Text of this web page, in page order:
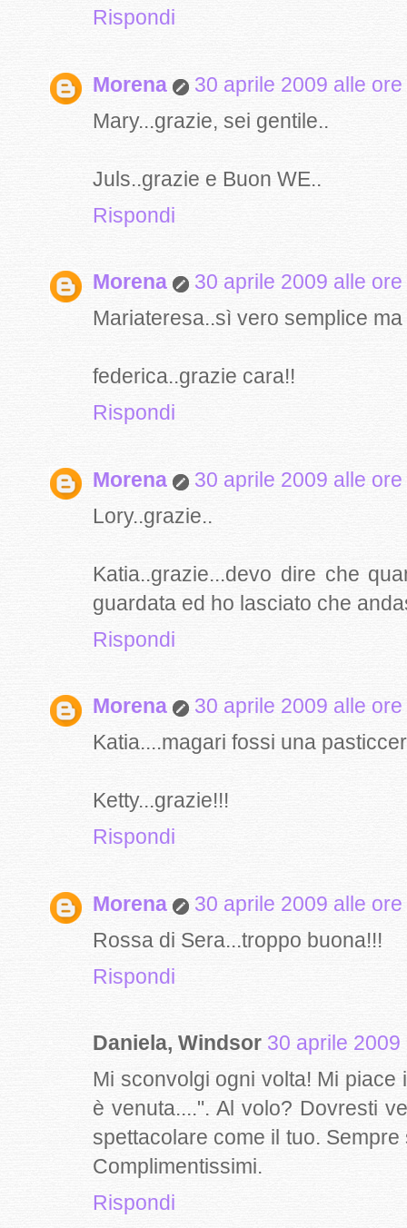
Rispondi
Morena
30 aprile 2009 alle
Mary...grazie, sei gentile..
Juls..grazie e Buon WE..
Rispondi
Morena
30 aprile 2009 alle ore
Mariateresa..sì vero semplice
federica..grazie cara!!
Rispondi
Morena
30 aprile 2009 alle
Lory..grazie..
Katia..grazie...devo dire che
guardata ed ho lasciato che
Rispondi
Morena
30 aprile 2009 alle
Katia....magari fossi una
Ketty...grazie!!!
Rispondi
Morena
30 aprile 2009 alle
Rossa di Sera...troppo buona!!!
Rispondi
Daniela, Windsor 30 aprile
Mi sconvolgi ogni volta! Mi
è venuta....". Al volo? Dovresti
spettacolare come il tuo.
Complimentissimi.
Rispondi